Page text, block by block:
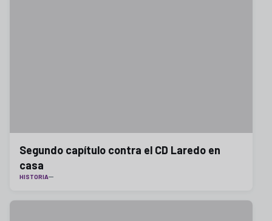
Segundo capítulo contra el CD Laredo en
casa
HISTORIA